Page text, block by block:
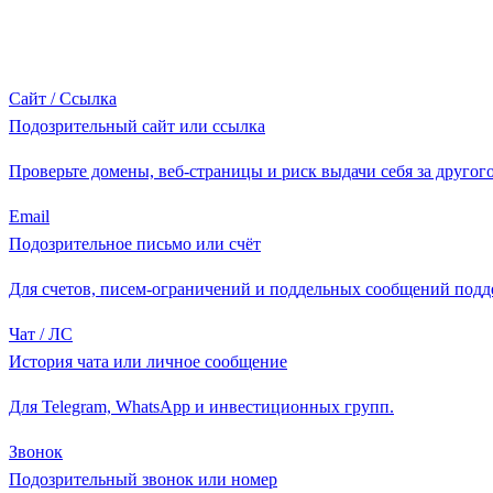
Сайт / Ссылка
Подозрительный сайт или ссылка
Проверьте домены, веб-страницы и риск выдачи себя за
Email
Подозрительное письмо или счёт
Для счетов, писем-ограничений и поддельных сообщений
Чат / ЛС
История чата или личное сообщение
Для Telegram, WhatsApp и инвестиционных групп.
Звонок
Подозрительный звонок или номер